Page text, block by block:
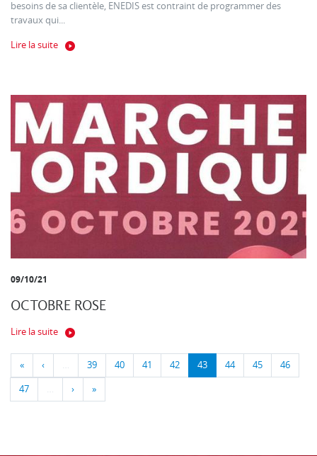
besoins de sa clientèle, ENEDIS est contraint de programmer des
travaux qui...
Lire la suite
09/10/21
OCTOBRE ROSE
Lire la suite
« ‹ … 39 40 41 42 43 44 45 46
47 … › »